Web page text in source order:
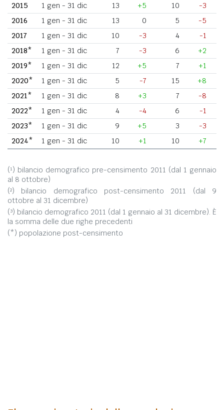
2015
1 gen - 31 dic 13 +5 10
-3
2016
1 gen - 31 dic 13 0 5
-5
2017
1 gen - 31 dic 10 -3 4
-1
2018*
1 gen - 31 dic 7 -3 6
+2
2019*
1 gen - 31 dic 12 +5 7
+1
2020*
1 gen - 31 dic 5 -7 15
+8
2021*
1 gen - 31 dic 8 +3 7
-8
2022*
1 gen - 31 dic 4 -4 6
-1
2023*
1 gen - 31 dic 9 +5 3
-3
2024*
1 gen - 31 dic 10 +1 10 +7
(¹) bilancio demografico pre-censimento 2011 (dal 1 gennaio
al 8 ottobre)
(²) bilancio demografico post-censimento 2011 (dal 9
ottobre al 31 dicembre)
(³) bilancio demografico 2011 (dal 1 gennaio al 31 dicembre). È
la somma delle due righe precedenti
(*) popolazione post-censimento